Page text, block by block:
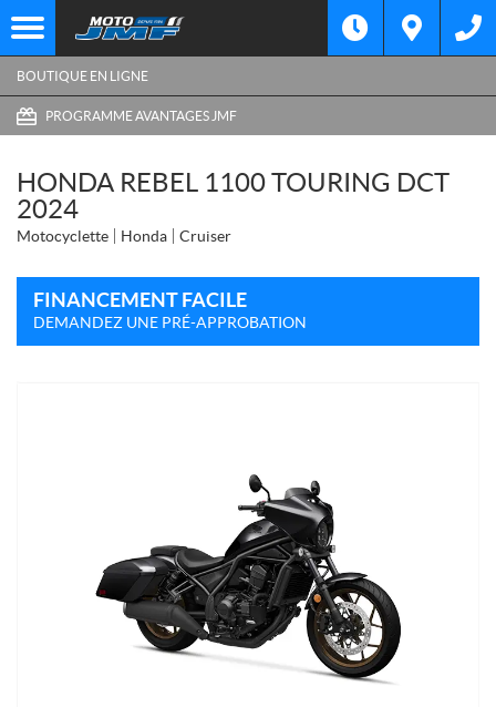
BOUTIQUE EN LIGNE
PROGRAMME AVANTAGES JMF
HONDA REBEL 1100 TOURING DCT
2024
Motocyclette Honda Cruiser
FINANCEMENT FACILE
DEMANDEZ UNE PRÉ-APPROBATION